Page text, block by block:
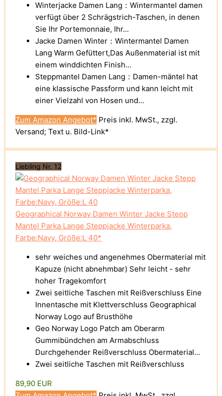
Winterjacke Damen Lang：Wintermantel damen
verfügt über 2 Schrägstrich-Taschen, in denen
Sie Ihr Portemonnaie, Ihr...
Jacke Damen Winter：Wintermantel Damen
Lang Warm Gefüttert,Das Außenmaterial ist mit
einem winddichten Finish...
Steppmantel Damen Lang：Damen-mäntel hat
eine klassische Passform und kann leicht mit
einer Vielzahl von Hosen und...
Zum Amazon Angebot* Preis inkl. MwSt., zzgl.
Versand; Text u. Bild-Link*
Liebling Nr. 12
Geographical Norway Damen Winter Jacke Stepp
Mantel Parka Lange Steppjacke Winterparka,
Farbe:Navy, Größe:L 40*
sehr weiches und angenehmes Obermaterial mit
Kapuze (nicht abnehmbar) Sehr leicht - sehr
hoher Tragekomfort
Zwei seitliche Taschen mit Reißverschluss Eine
Innentasche mit Klettverschluss Geographical
Norway Logo auf Brusthöhe
Geo Norway Logo Patch am Oberarm
Gummibündchen am Armabschluss
Durchgehender Reißverschluss Obermaterial...
Zwei seitliche Taschen mit Reißverschluss
89,90 EUR